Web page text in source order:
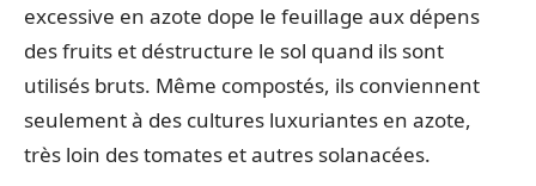
excessive en azote dope le feuillage aux dépens
des fruits et déstructure le sol quand ils sont
utilisés bruts. Même compostés, ils conviennent
seulement à des cultures luxuriantes en azote,
très loin des tomates et autres solanacées.